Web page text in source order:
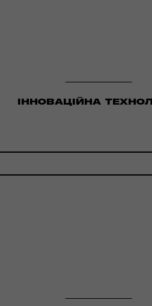
ІННОВАЦІЙНА